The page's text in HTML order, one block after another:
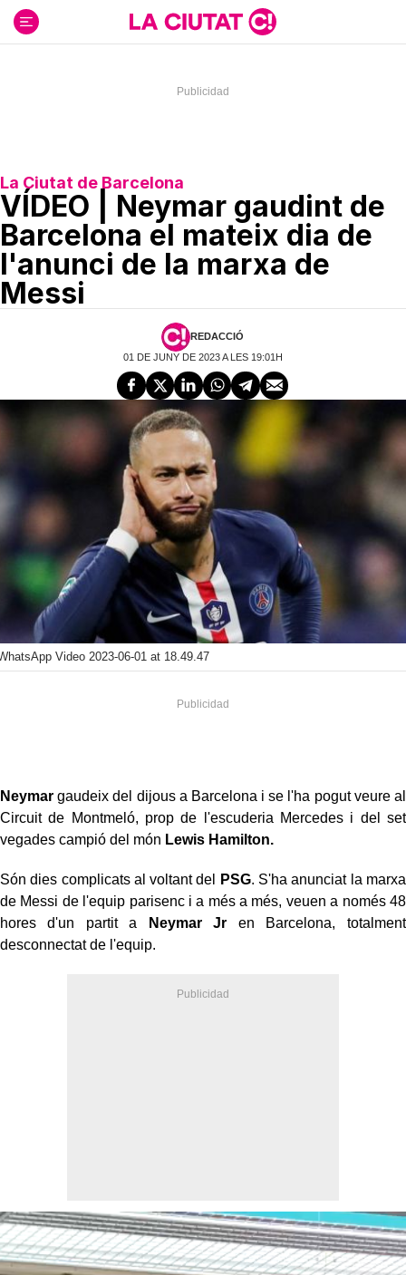
contenido
La Ciutat de Barcelona
VÍDEO | Neymar gaudint de
Barcelona el mateix dia de
l'anunci de la marxa de
Messi
REDACCIÓ
01 DE JUNY DE 2023 A LES 19:01H
Video 2023-06-01 at 18.49.47
Neymar gaudeix del dijous a Barcelona i se l'ha pogut veure al
Circuit de Montmeló, prop de l'escuderia Mercedes i del set
vegades campió del món Lewis Hamilton.
Són dies complicats al voltant del PSG. S'ha anunciat la marxa
de Messi de l'equip parisenc i a més a més, veuen a només 48
hores d'un partit a
Neymar Jr en Barcelona, totalment
desconnectat de l'equip.